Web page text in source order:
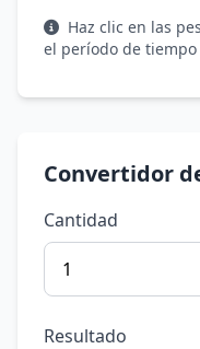
Haz clic en las
el período de tiempo
Convertidor
Cantidad
Resultado